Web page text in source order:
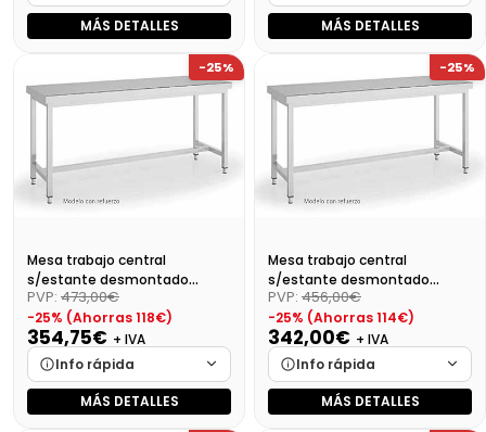
Marca
Cargando…
Cargando…
Disponibilidad
Cargando…
MÁS DETALLES
Marca
Cargando…
Cargando…
Disponibilidad
Cargando…
MÁS DETALLES
-25%
Mesa trabajo central
s/estante desmontado
Dim:1000X700X850
PVP: 473,00€
-25% (Ahorras 118€)
354,75€ + IVA
Info rápida
Marca
Cargando…
MÁS DETALLES
-25%
Mesa trabajo central
s/estante desmontado
Dim:900X700X850 Mm
PVP: 456,00€
-25% (Ahorras 114€)
342,00€ + IVA
Info rápida
Marca
Cargando…
MÁS DETALLES